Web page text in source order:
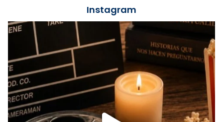
Recupera l'entrevista comp
Vatican
tican News 👇
www.vaticannews.va/es/iglesia/news/2026-
07/carmina-historia-depresion-papa-viaje-
espana-testimoni...
Foto
View on Facebook · Share
Instagram